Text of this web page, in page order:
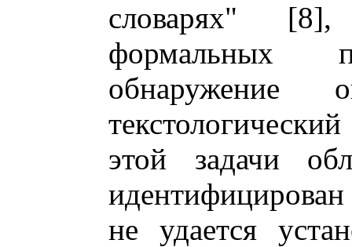
словарях"
формальных
обнаружение
этой задачи
не удается